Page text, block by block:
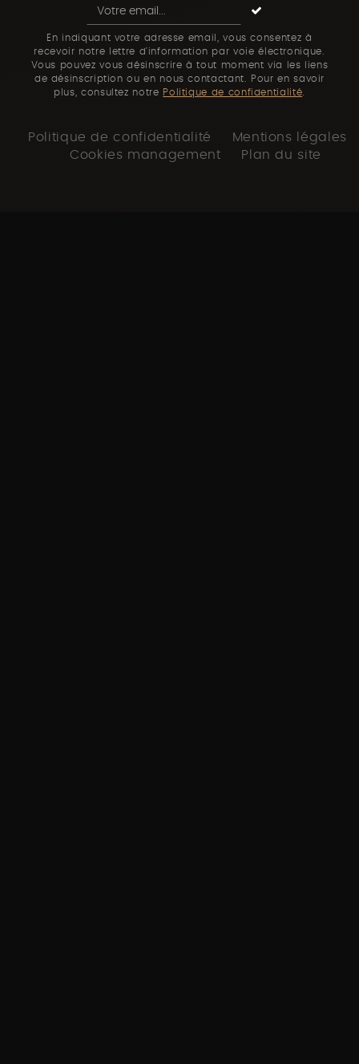
En indiquant votre adresse email, vous consentez à
recevoir notre lettre d'information par voie électronique.
Vous pouvez vous désinscrire à tout moment via les liens
de désinscription ou en nous contactant. Pour en savoir
plus, consultez notre Politique de confidentialité
Politique de confidentialité
Mentions légales
Cookies management
Plan du site